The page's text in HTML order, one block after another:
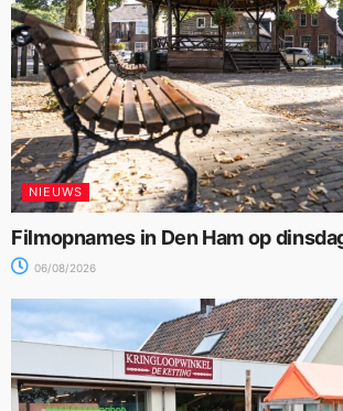
NIEUWS
Filmopnames in Den Ham op
06/08/2026